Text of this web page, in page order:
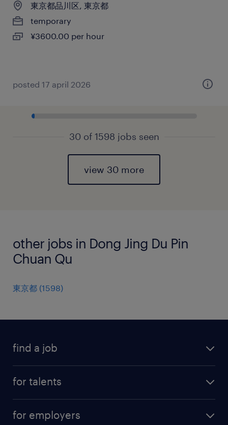
東京都品川区, 東京都
temporary
¥3600.00 per hour
posted 17 april 2026
30 of 1598 jobs seen
view 30 more
other jobs in Dong Jing Du Pin
Chuan Qu
東京都 (1598)
find a job
for talents
for employers